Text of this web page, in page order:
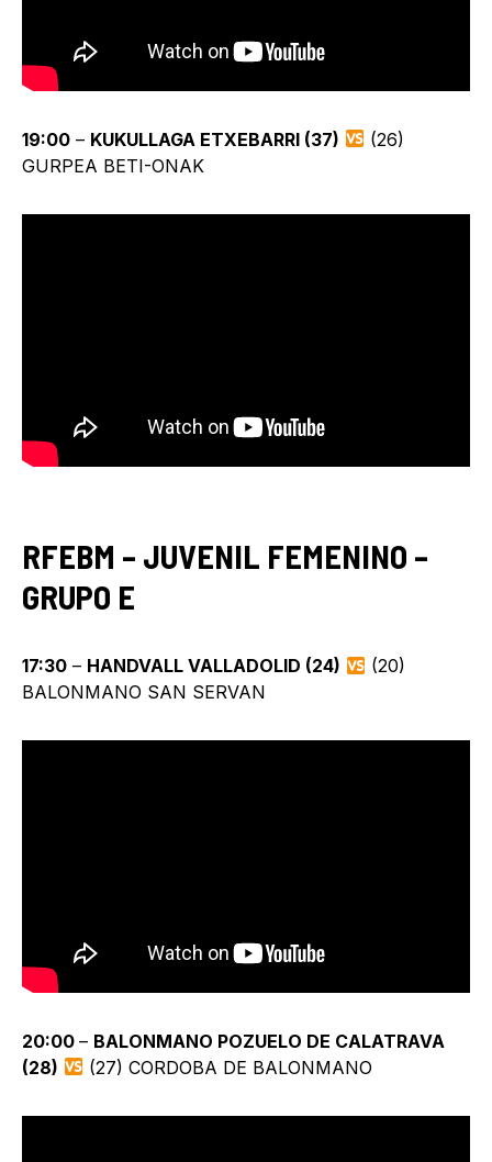
19:00 – KUKULLAGA ETXEBARRI (37)
(26)
GURPEA BETI-ONAK
RFEBM – JUVENIL FEMENINO –
GRUPO E
17:30 – HANDVALL VALLADOLID (24)
(20)
BALONMANO SAN SERVAN
20:00 – BALONMANO POZUELO DE CALATRAVA
(28)
(27) CORDOBA DE BALONMANO